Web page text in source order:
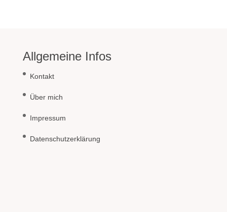
Allgemeine Infos
Kontakt
Über mich
Impressum
Datenschutzerklärung